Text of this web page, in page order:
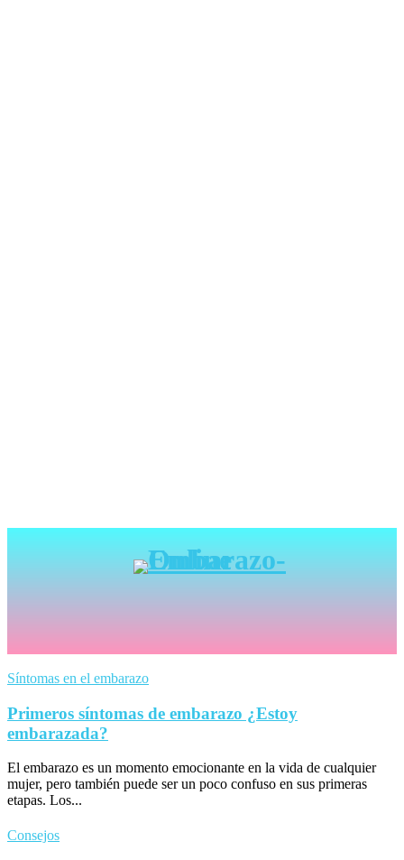
Síntomas en el embarazo
Primeros síntomas de embarazo ¿Estoy
embarazada?
El embarazo es un momento emocionante en la vida de cualquier
mujer, pero también puede ser un poco confuso en sus primeras
etapas. Los...
Consejos